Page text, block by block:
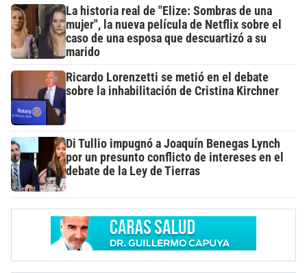
La historia real de "Elize: Sombras de una
mujer", la nueva película de Netflix sobre el
caso de una esposa que descuartizó a su
marido
Ricardo Lorenzetti se metió en el debate
sobre la inhabilitación de Cristina Kirchner
Di Tullio impugnó a Joaquín Benegas Lynch
por un presunto conflicto de intereses en el
debate de la Ley de Tierras